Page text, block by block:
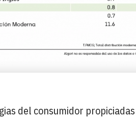
del consumidor